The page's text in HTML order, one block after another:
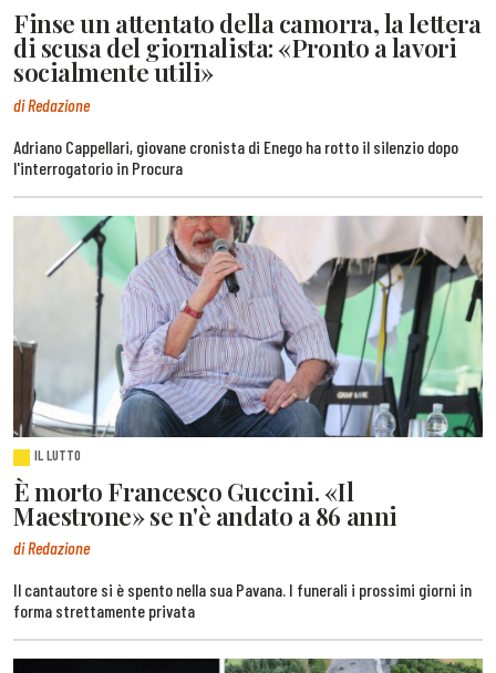
Finse un attentato della camorra, la lettera
di scusa del giornalista: «Pronto a lavori
socialmente utili»
di Redazione
Adriano Cappellari, giovane cronista di Enego ha rotto il silenzio dopo
l'interrogatorio in Procura
IL LUTTO
È morto Francesco Guccini. «Il
Maestrone» se n'è andato a 86 anni
di Redazione
Il cantautore si è spento nella sua Pavana. I funerali i prossimi giorni in
forma strettamente privata